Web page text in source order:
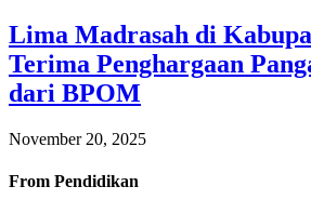
Lima Madrasah di
Terima Penghargaan
dari BPOM
November 20, 2025
From Pendidikan